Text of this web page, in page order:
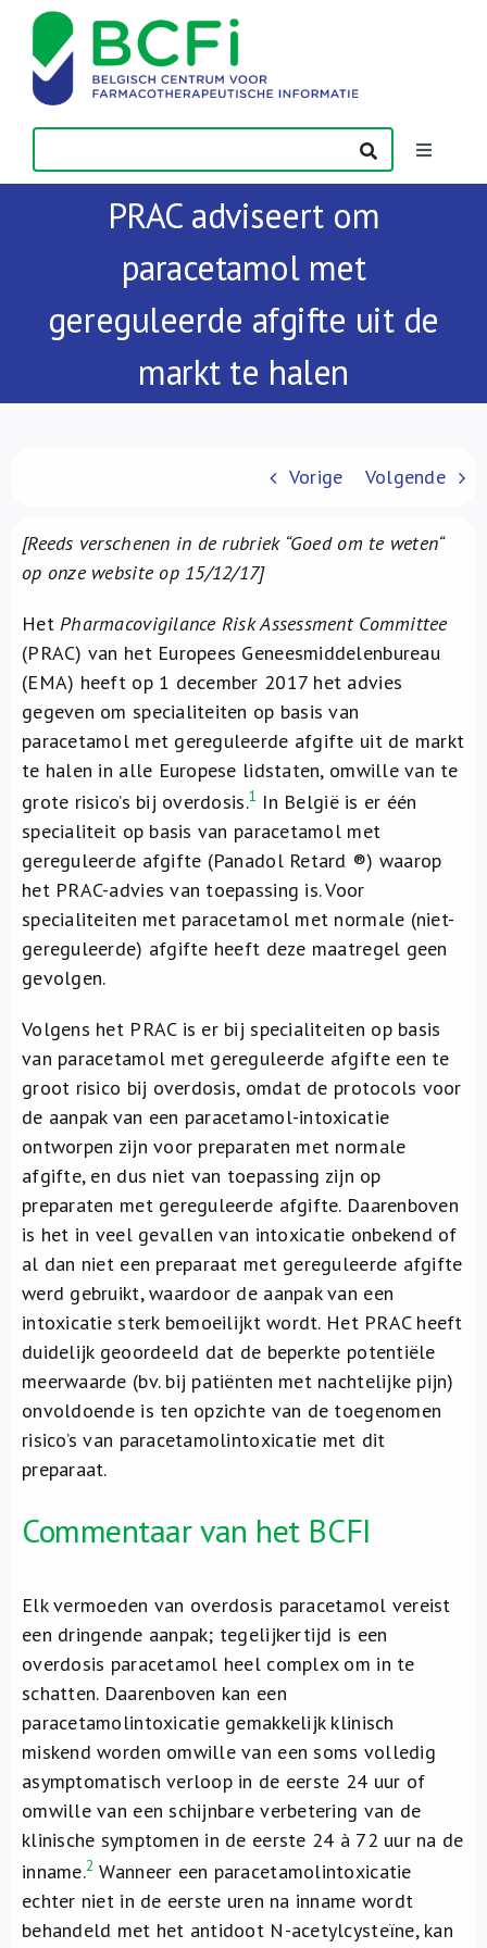
content
Toggle
FR
PRAC adviseert om
paracetamol met
gereguleerde afgifte uit de
markt te halen
Vorige Volgende
[Reeds verschenen in de rubriek “Goed om te weten“
op onze website op 15/12/17]
HetPharmacovigilance Risk Assessment Committee
(PRAC) van het Europees Geneesmiddelenbureau
(EMA) heeft op 1 december 2017 het advies
gegeven om specialiteiten op basis van
paracetamol met gereguleerde afgifte uit de markt
te halen in alle Europese lidstaten, omwille van te
grote risico’s bij overdosis.1 In België is er één
specialiteit op basis van paracetamol met
gereguleerde afgifte (Panadol Retard ®) waarop
het PRAC-advies van toepassing is. Voor
specialiteiten met paracetamol met normale (niet-
gereguleerde) afgifte heeft deze maatregel geen
gevolgen.
Volgens het PRAC is er bij specialiteiten op basis
van paracetamol met gereguleerde afgifte een te
groot risico bij overdosis, omdat de protocols voor
de aanpak van een paracetamol-intoxicatie
ontworpen zijn voor preparaten met normale
afgifte, en dus niet van toepassing zijn op
preparaten met gereguleerde afgifte. Daarenboven
is het in veel gevallen van intoxicatie onbekend of
al dan niet een preparaat met gereguleerde afgifte
werd gebruikt, waardoor de aanpak van een
intoxicatie sterk bemoeilijkt wordt. Het PRAC heeft
duidelijk geoordeeld dat de beperkte potentiële
meerwaarde (bv. bij patiënten met nachtelijke pijn)
onvoldoende is ten opzichte van de toegenomen
risico’s van paracetamolintoxicatie met dit
preparaat.
Commentaar van het BCFI
Elk vermoeden van overdosis paracetamol vereist
een dringende aanpak; tegelijkertijd is een
overdosis paracetamol heel complex om in te
schatten. Daarenboven kan een
paracetamolintoxicatie gemakkelijk klinisch
miskend worden omwille van een soms volledig
asymptomatisch verloop in de eerste 24 uur of
omwille van een schijnbare verbetering van de
klinische symptomen in de eerste 24 à 72 uur na de
inname.2 Wanneer een paracetamolintoxicatie
echter niet in de eerste uren na inname wordt
behandeld met het antidoot N-acetylcysteïne, kan